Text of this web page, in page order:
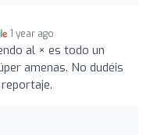
1 year ago
al × es todo un
amenas. No dudéis